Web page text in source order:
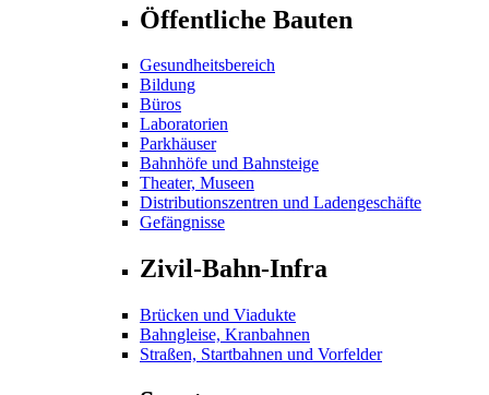
Öffentliche Bauten
Gesundheitsbereich
Bildung
Büros
Laboratorien
Parkhäuser
Bahnhöfe und Bahnsteige
Theater, Museen
Distributionszentren und Ladengeschäfte
Gefängnisse
Zivil-Bahn-Infra
Brücken und Viadukte
Bahngleise, Kranbahnen
Straßen, Startbahnen und Vorfelder